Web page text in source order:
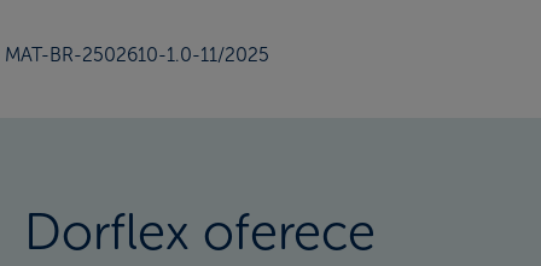
MAT-BR-2502610-1.0-11/2025
Dorflex oferece